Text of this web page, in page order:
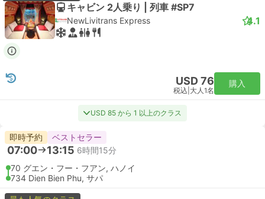
キャビン 2人乗り | 列車 #SP7
NewLivitrans Express 4.1
USD 76
税込 大人1名
購入
USD 85 から 1 以上のクラス
即時予約 ベストセラー
07:00 13:15 6時間15分
70 グエン・フー・フアン, ハノイ
734 Dien Bien Phu, サパ